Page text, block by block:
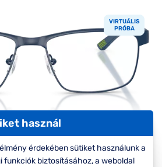
szemüvegekre
Seen Belépőár
ajánlat
VIRTUÁLIS
PRÓBA
próba
használ
érdekében sütiket használunk a
funkciók biztosításához, a weboldal